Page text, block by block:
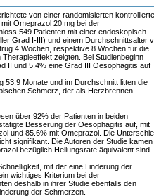
von einer randomisierten
Omeprazol 20 mg bei der
549 Patienten mit einer endoskopisch
Grad I-III) und einem Durchschnittsalter
4 Wochen, respektive 8 Wochen für die
zeigten. Bei Studienbeginn
II und 5.4% eine Grad III Oesophagitis auf
53.9 Monate und im Durchschnitt litten die
Schmerz, der als Herzbrennen
über 92% der Patienten in beiden
Besserung der Oesophagitis auf, mit
und 85.6% mit Omeprazol. Die
signifikant. Die Autoren der Studie kamen
bezüglich Heilungsrate äquivalent sind.
mit der eine Linderung der
wichtiges Kriterium bei der
deshalb in ihrer Studie ebenfalls den
der Schmerzen.